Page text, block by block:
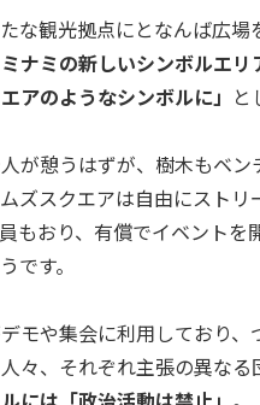
な観光拠点にとなんば広場
ナミの新しいシンボルエリ
アのようなシンボルに」
が憩うはずが、樹木もベ
ズスクエアは自由にスト
もおり、有償でイベント
です。
モや集会に利用しており
々、それぞれ主張の異なる